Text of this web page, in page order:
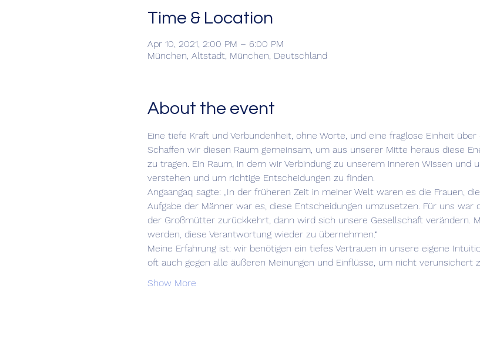
Time & Location
Apr 10, 2021, 2:00 PM – 6:00 PM
München, Altstadt, München, Deutschland
About the event
Eine tiefe Kraft und Verbundenheit, ohne Worte, und eine fraglose Einheit
Schaffen wir diesen Raum gemeinsam, um aus unserer Mitte heraus diese
zu tragen. Ein Raum, in dem wir Verbindung zu unserem inneren Wissen und
verstehen und um richtige Entscheidungen zu finden.
Angaangaq sagte: „In der früheren Zeit in meiner Welt waren es die Frauen,
Aufgabe der Männer war es, diese Entscheidungen umzusetzen. Für uns war
der Großmütter zurückkehrt, dann wird sich unsere Gesellschaft verändern.
werden, diese Verantwortung wieder zu übernehmen.“
Meine Erfahrung ist: wir benötigen ein tiefes Vertrauen in unsere eigene
oft auch gegen alle äußeren Meinungen und Einflüsse, um nicht verunsichert
Show More